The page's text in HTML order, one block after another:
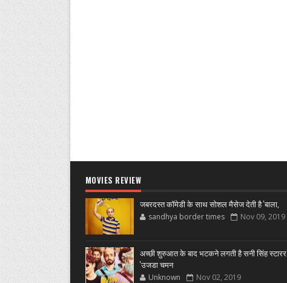
MOVIES REVIEW
जबरदस्त कॉमेडी के साथ सोशल मैसेज देती है 'बाला,
sandhya border times Nov 09, 2019
अच्छी शुरुआत के बाद भटकने लगती है सनी सिंह स्टारर
'उजडा चमन
Unknown Nov 02, 2019